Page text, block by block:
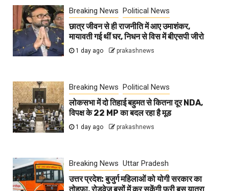
Breaking News Political News
छात्र जीवन से ही राजनीति में आए उमाशंकर,
मायावती गई थीं घर, निधन से विस में बीएसपी जीरो
1 day ago prakashnews
Breaking News Political News
लोकसभा में दो तिहाई बहुमत से कितना दूर NDA,
विपक्ष के 22 MP का बदल रहा है मूड
1 day ago prakashnews
Breaking News Uttar Pradesh
उत्तर प्रदेश: बुजुर्ग महिलाओं को योगी सरकार का